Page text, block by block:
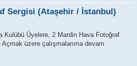
Sergisi (Ataşehir / İstanbul)
Kulübü Üyelere, 2 Mardin Hava Fotoğraf
üzere çalışmalarıma devam